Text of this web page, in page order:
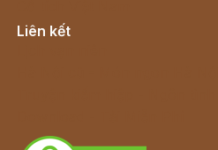
Liên kết